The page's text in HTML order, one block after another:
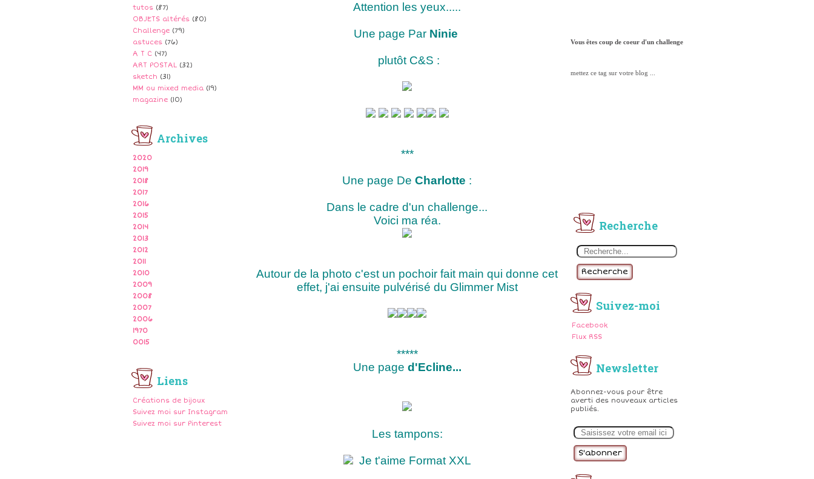
tutos (87)
OBJETS altérés (80)
Challenge (79)
astuces (76)
A T C (47)
ART POSTAL (32)
sketch (31)
MM ou mixed media (19)
magazine (10)
Archives
2020
2019
2018
2017
2016
2015
2014
2013
2012
2011
2010
2009
2008
2007
2006
1970
0015
Liens
Créations de bijoux
Suivez moi sur Instagram
Suivez moi sur Pinterest
Vous êtes coup de coeur d'un challenge
mettez ce tag sur votre blog ...
Recherche
Recherche
Suivez-moi
Facebook
Flux RSS
Newsletter
Abonnez-vous pour être
averti des nouveaux articles
publiés.
m
Attention les yeux.....
Une page Par Ninie
plutôt C&S :
***
Une page De Charlotte :
Dans le cadre d'un challenge...
Voici ma réa.
Autour de la photo c'est un pochoir fait main qui donne cet
effet, j'ai ensuite pulvérisé du Glimmer Mist
*****
Une page d'Ecline...
Les tampons:
Je t'aime Format XXL